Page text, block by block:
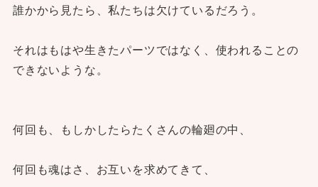
誰かから見たら、私たちは欠けているだろう。
それはもはや生きたパーツではなく、使われることの
できないような。
何回も、もしかしたらたくさんの輪廻の中、
何回も魂はさ、お互いを求めてきて、